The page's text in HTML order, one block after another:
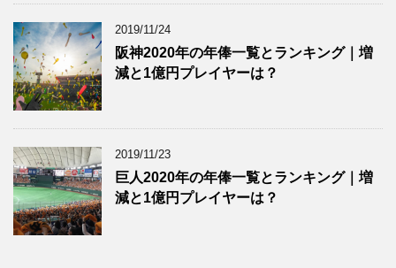
2019/11/24
阪神2020年の年俸一覧とランキング｜増
減と1億円プレイヤーは？
2019/11/23
巨人2020年の年俸一覧とランキング｜増
減と1億円プレイヤーは？